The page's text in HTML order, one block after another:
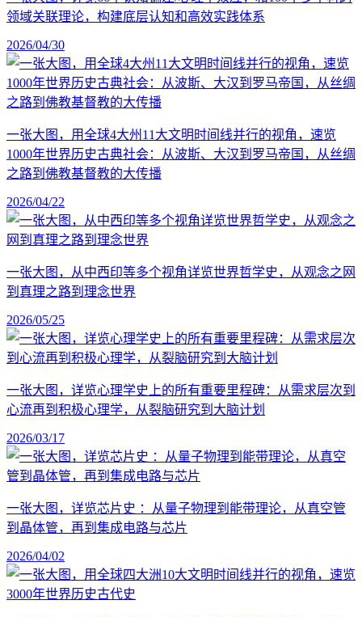
领域关联理论，构建底层认知和高效实践体系
2026/04/30
一张大图，用全球4大州11大文明时间线并行的视角，速览
1000年世界历史古典社会：从波斯、大汉到罗马帝国，从丝绸
之路到佛教基督教的大传播
2026/04/22
一张大图，从中西印等多个视角详览世界哲学史，从观念之网
到真理之路到理念世界
2026/05/25
一张大图，详览心理学史上的所有重要里程碑：从需求层次到
心流再到积极心理学，从裂脑研究到大脑计划
2026/03/17
一张大图，详览芯片史 ：从量子物理到能带理论，从真空管
到晶体管，再到集成电路与芯片
2026/04/02